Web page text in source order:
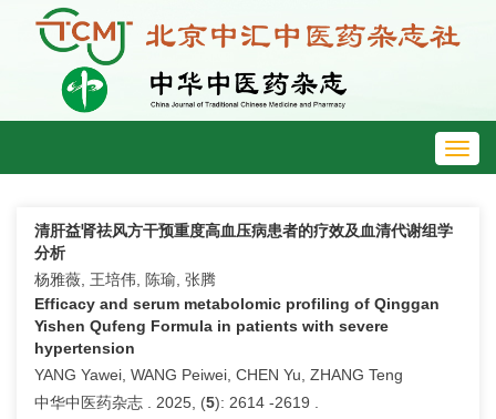
清肝益肾祛风方干预重度高血压病患者的疗效及血清代谢组学
分析
杨雅薇, 王培伟, 陈瑜, 张腾
Efficacy and serum metabolomic profiling of Qinggan
Yishen Qufeng Formula in patients with severe
hypertension
YANG Yawei, WANG Peiwei, CHEN Yu, ZHANG Teng
中华中医药杂志 . 2025, (5): 2614 -2619 .